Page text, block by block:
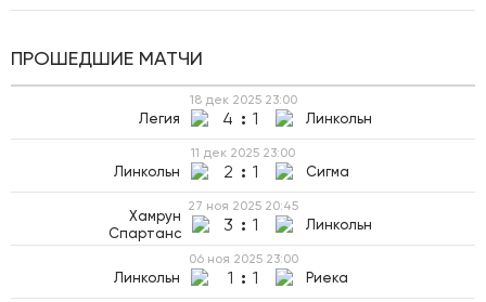
ПРОШЕДШИЕ МАТЧИ
18 дек 2025 23:00
Легия 4 : 1 Линкольн
11 дек 2025 23:00
Линкольн 2 : 1 Сигма
27 ноя 2025 20:45
Хамрун
Спартанс
3 : 1 Линкольн
06 ноя 2025 23:00
Линкольн 1 : 1 Риека